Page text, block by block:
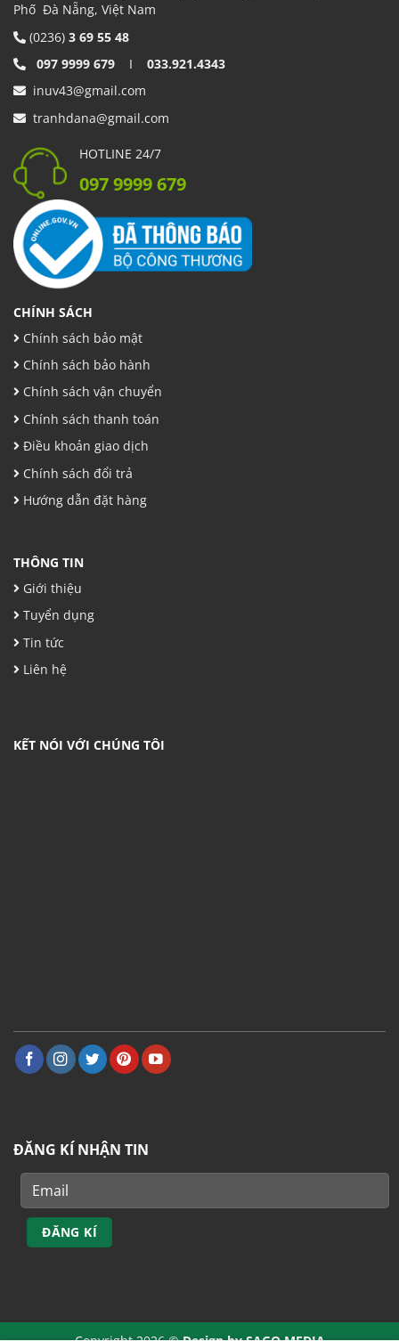
Phố Đà Nẵng, Việt Nam
(0236) 3 69 55 48
097 9999 679 I 033.921.4343
inuv43@gmail.com
tranhdana@gmail.com
HOTLINE 24/7
097 9999 679
CHÍNH SÁCH
Chính sách bảo mật
Chính sách bảo hành
Chính sách vận chuyển
Chính sách thanh toán
Điều khoản giao dịch
Chính sách đổi trả
Hướng dẫn đặt hàng
THÔNG TIN
Giới thiệu
Tuyển dụng
Tin tức
Liên hệ
KẾT NÓI VỚI CHÚNG TÔI
ĐĂNG KÍ NHẬN TIN